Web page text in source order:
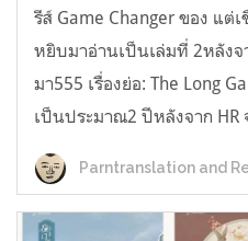
รีส์ Game Changer ของ แต่
หยิบมาอ่านเป็นเล่มที่ 2หลังจ
มา555 เรื่องย่อ: The Long
เป็นประมาณ2 ปีหลังจาก HR
Parntranslation and